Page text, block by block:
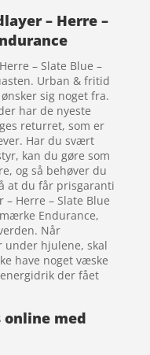
– Herre –
– Slate Blue –
Urban & fritid
sig noget fra.
har de nyeste
returret, som er
Har du svært
kan du gøre som
og så behøver du
at du får prisgaranti
Herre – Slate Blue
Endurance,
Når
under hjulene, skal
have noget væske
der fået
med